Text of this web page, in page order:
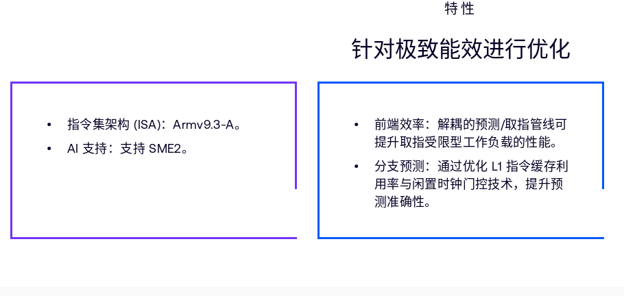
特性
针对极致能效进行优化
指令集架构 (ISA)：Armv9.3-A。
AI 支持：支持 SME2。
前端效率：解耦的预测/取指管线可
提升取指受限型工作负载的性能。
分支预测：通过优化 L1 指令缓存利
用率与闲置时钟门控技术，提升预
测准确性。